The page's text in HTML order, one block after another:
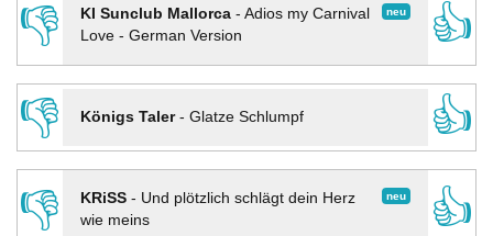
👎
neu
KI Sunclub Mallorca- Adios my Carnival
Love - German Version
👍
👎
Königs Taler- Glatze Schlumpf
👍
👎
neu
KRiSS- Und plötzlich schlägt dein Herz
wie meins
👍